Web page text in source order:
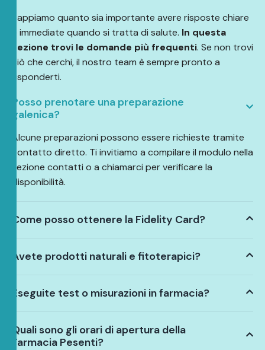
Sappiamo quanto sia importante avere risposte chiare
e immediate quando si tratta di salute. In questa
sezione trovi le domande più frequenti. Se non trovi
ciò che cerchi, il nostro team è sempre pronto a
risponderti.
Posso prenotare una preparazione
galenica?
Alcune preparazioni possono essere richieste tramite
contatto diretto. Ti invitiamo a compilare il modulo nella
sezione contatti o a chiamarci per verificare la
disponibilità.
Come posso ottenere la Fidelity Card?
Avete prodotti naturali e fitoterapici?
Eseguite test o misurazioni in farmacia?
Quali sono gli orari di apertura della
Farmacia Pesenti?